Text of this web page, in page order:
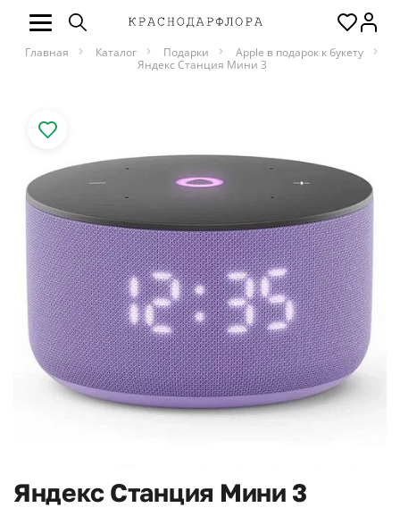
Главная Каталог Подарки
Apple в подарок к букету
Яндекс Станция Мини 3
Яндекс Станция Мини 3